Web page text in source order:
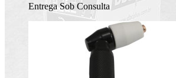
Entrega Sob Consulta